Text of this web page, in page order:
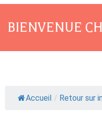
BIENVENUE
Accueil / Retour sur